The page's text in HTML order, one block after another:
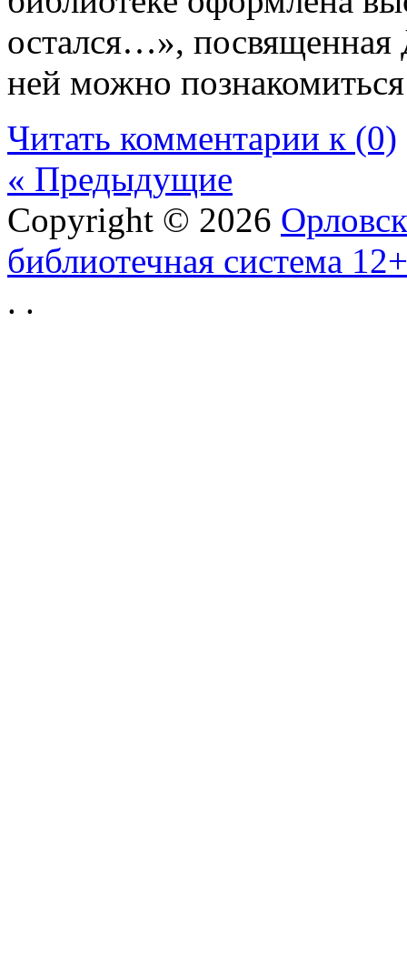
остался…», посвященная
ней можно
Читать комментарии к (0)
« Предыдущие
Copyright © 2026
библиотечная система 12+
. .